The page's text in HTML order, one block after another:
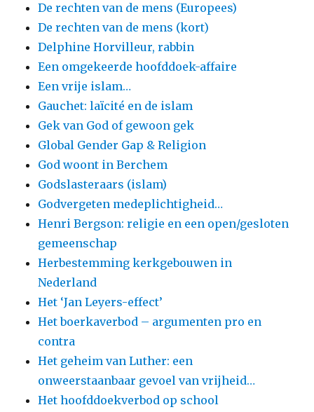
De rechten van de mens (Europees)
De rechten van de mens (kort)
Delphine Horvilleur, rabbin
Een omgekeerde hoofddoek-affaire
Een vrije islam…
Gauchet: laïcité en de islam
Gek van God of gewoon gek
Global Gender Gap & Religion
God woont in Berchem
Godslasteraars (islam)
Godvergeten medeplichtigheid…
Henri Bergson: religie en een open/gesloten
gemeenschap
Herbestemming kerkgebouwen in
Nederland
Het ‘Jan Leyers-effect’
Het boerkaverbod – argumenten pro en
contra
Het geheim van Luther: een
onweerstaanbaar gevoel van vrijheid…
Het hoofddoekverbod op school